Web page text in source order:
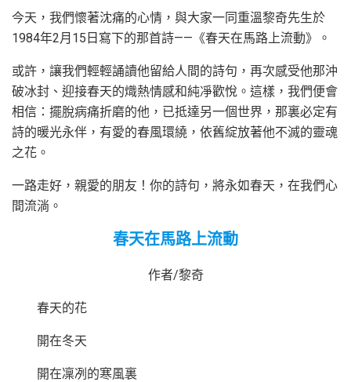
今天，我們懷著沈痛的心情，與大家一同重溫黎奇先生於
1984年2月15日寫下的那首詩——《春天在馬路上流動》。
或許，讓我們輕輕誦讀他留給人間的詩句，再次感受他那沖
破冰封、迎接春天的熾熱情感和純凈歡悅。這樣，我們便會
相信：擺脫病痛折磨的他，已抵達另一個世界，那裏必定有
詩的暖光永伴，有愛的春風環繞，依舊綻放著他不滅的靈魂
之花。
一路走好，親愛的朋友！你的詩句，將永如春天，在我們心
間流淌。
春天在馬路上流動
作者/黎奇
春天的花
開在冬天
開在凜冽的寒風裏